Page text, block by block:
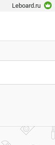
Leboard.ru